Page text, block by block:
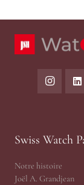
Swiss Watch
Notre histoire
Joël A. Grandjean